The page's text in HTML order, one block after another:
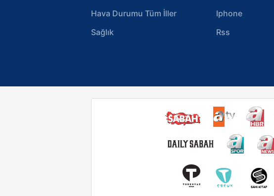
Hava Durumu Tüm İller
Sağlık
Iphone
Rss